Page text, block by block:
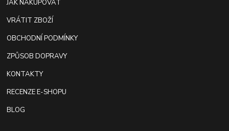
JAK NAKUPOVAT
VRÁTIT ZBOŽÍ
OBCHODNÍ PODMÍNKY
ZPŮSOB DOPRAVY
KONTAKTY
RECENZE E-SHOPU
BLOG